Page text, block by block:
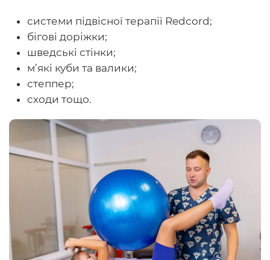
системи підвісної терапії Redcord;
бігові доріжки;
шведські стінки;
м’які куби та валики;
степпер;
сходи тощо.